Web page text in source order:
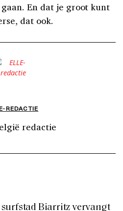
En dat je groot kunt
dat ook.
REDACTIE
redactie
surfstad Biarritz vervangt